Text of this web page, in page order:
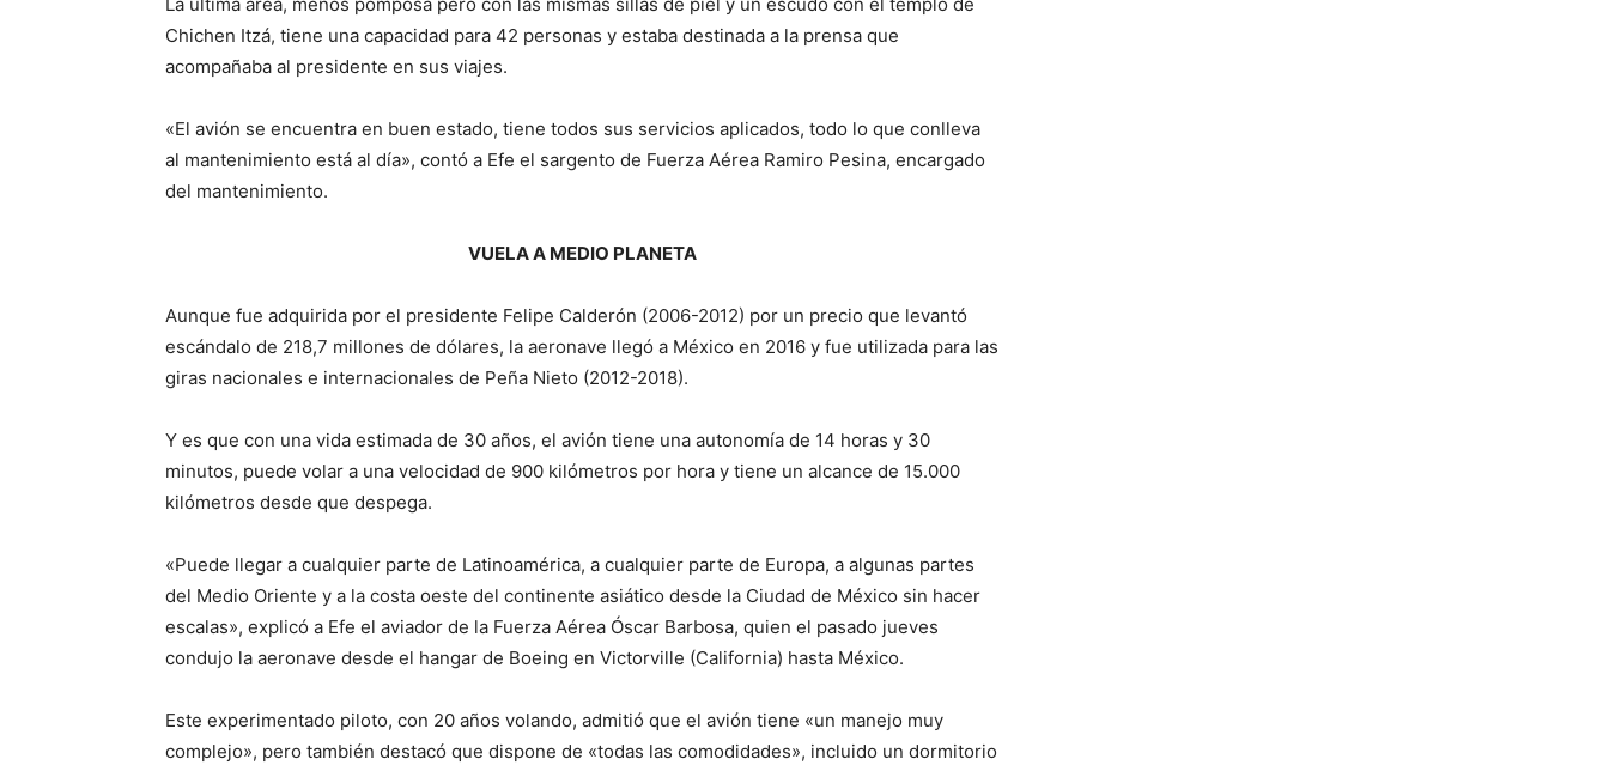
La última área, menos pomposa pero con las mismas sillas de piel y un escudo con el templo de
Chichen Itzá, tiene una capacidad para 42 personas y estaba destinada a la prensa que
acompañaba al presidente en sus viajes.
«El avión se encuentra en buen estado, tiene todos sus servicios aplicados, todo lo que conlleva
al mantenimiento está al día», contó a Efe el sargento de Fuerza Aérea Ramiro Pesina, encargado
del mantenimiento.
VUELA A MEDIO PLANETA
Aunque fue adquirida por el presidente Felipe Calderón (2006-2012) por un precio que levantó
escándalo de 218,7 millones de dólares, la aeronave llegó a México en 2016 y fue utilizada para las
giras nacionales e internacionales de Peña Nieto (2012-2018).
Y es que con una vida estimada de 30 años, el avión tiene una autonomía de 14 horas y 30
minutos, puede volar a una velocidad de 900 kilómetros por hora y tiene un alcance de 15.000
kilómetros desde que despega.
«Puede llegar a cualquier parte de Latinoamérica, a cualquier parte de Europa, a algunas partes
del Medio Oriente y a la costa oeste del continente asiático desde la Ciudad de México sin hacer
escalas», explicó a Efe el aviador de la Fuerza Aérea Óscar Barbosa, quien el pasado jueves
condujo la aeronave desde el hangar de Boeing en Victorville (California) hasta México.
Este experimentado piloto, con 20 años volando, admitió que el avión tiene «un manejo muy
complejo», pero también destacó que dispone de «todas las comodidades», incluido un dormitorio